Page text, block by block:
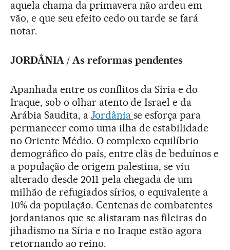
aquela chama da primavera não ardeu em
vão, e que seu efeito cedo ou tarde se fará
notar.
JORDÂNIA / As reformas pendentes
Apanhada entre os conflitos da Síria e do
Iraque, sob o olhar atento de Israel e da
Arábia Saudita, a Jordânia se esforça para
permanecer como uma ilha de estabilidade
no Oriente Médio. O complexo equilíbrio
demográfico do país, entre clãs de beduínos e
a população de origem palestina, se viu
alterado desde 2011 pela chegada de um
milhão de refugiados sírios, o equivalente a
10% da população. Centenas de combatentes
jordanianos que se alistaram nas fileiras do
jihadismo na Síria e no Iraque estão agora
retornando ao reino.